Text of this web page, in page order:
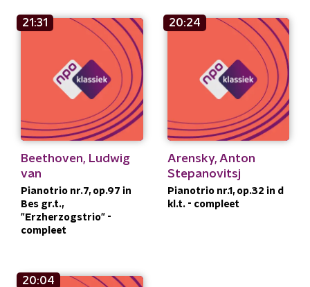
21:31
Beethoven, Ludwig
van
Pianotrio nr.7, op.97 in
Bes gr.t.,
"Erzherzogstrio" -
compleet
20:24
Arensky, Anton
Stepanovitsj
Pianotrio nr.1, op.32 in d
kl.t. - compleet
20:04